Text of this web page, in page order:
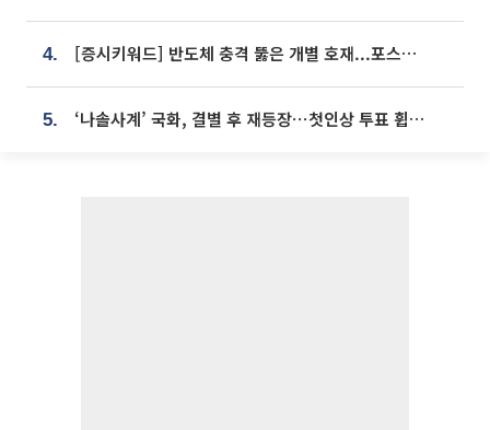
4. [증시키워드] 반도체 충격 뚫은 개별 호재...포스코퓨처엠·에코프로·한화솔루션 '눈길'
5. ‘나솔사계’ 국화, 결별 후 재등장⋯첫인상 투표 휩쓸고 ‘인기녀’ 등극